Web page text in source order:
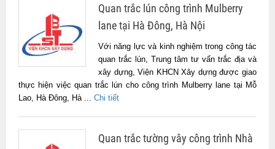
Quan trắc lún công trình Mulberry
lane tại Hà Đông, Hà Nội
Với năng lực và kinh nghiệm trong công tác
quan trắc lún, Trung tâm tư vấn trắc địa và
xây dựng, Viện KHCN Xây dựng được giao
thực hiện việc quan trắc lún cho công trình Mulberry lane tại Mỗ
Lao, Hà Đông, Hà ... Chi tiết
Quan trắc tường vây công trình Nhà